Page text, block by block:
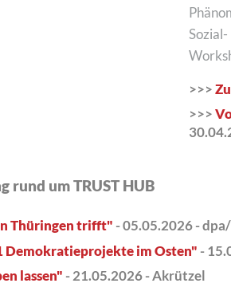
>>>
>>>
um TRUST HUB
Thüringen trifft" - 05.05.2026 -
Demokratieprojekte im Osten" -
lassen" - 21.05.2026 - Akrützel